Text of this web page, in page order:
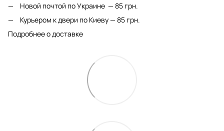
Новой почтой по Украине — 85 грн.
Курьером к двери по Киеву — 85 грн.
Подробнее о доставке